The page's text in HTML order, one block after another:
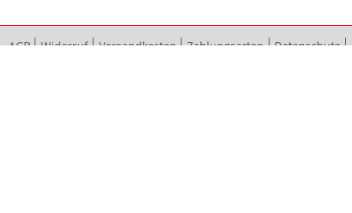
AGB Widerruf Versandkosten Zahlungsarten
Datenschutz